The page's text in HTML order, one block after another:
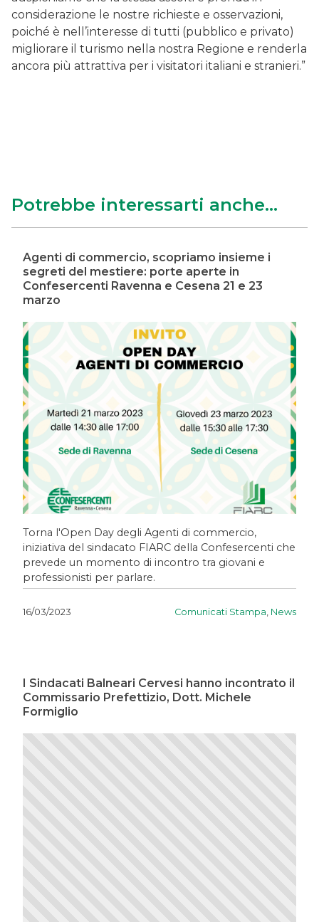
considerazione le nostre richieste e osservazioni,
poiché è nell’interesse di tutti (pubblico e privato)
migliorare il turismo nella nostra Regione e renderla
ancora più attrattiva per i visitatori italiani e stranieri.”
Potrebbe interessarti anche...
Agenti di commercio, scopriamo insieme i
segreti del mestiere: porte aperte in
Confesercenti Ravenna e Cesena 21 e 23
marzo
Torna l'Open Day degli Agenti di commercio,
iniziativa del sindacato FIARC della Confesercenti che
prevede un momento di incontro tra giovani e
professionisti per parlare.
16/03/2023 Comunicati Stampa News
I Sindacati Balneari Cervesi hanno incontrato il
Commissario Prefettizio, Dott. Michele
Formiglio